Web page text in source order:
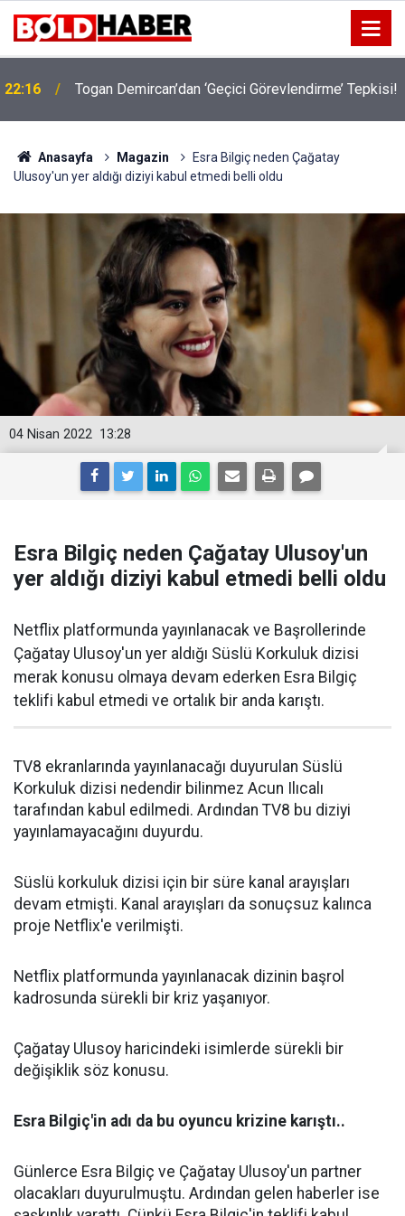
19:32 Sıcak Havalarda Ödem Şikayetini Hafife Almayın!
Anasayfa Magazin
Esra Bilgiç neden Çağatay
Ulusoy'un yer aldığı diziyi kabul etmedi belli oldu
13:28
04 Nisan 2022
Esra Bilgiç neden Çağatay Ulusoy'un
yer aldığı diziyi kabul etmedi belli oldu
Netflix platformunda yayınlanacak ve Başrollerinde
Çağatay Ulusoy'un yer aldığı Süslü Korkuluk dizisi
merak konusu olmaya devam ederken Esra Bilgiç
teklifi kabul etmedi ve ortalık bir anda karıştı.
TV8 ekranlarında yayınlanacağı duyurulan Süslü
Korkuluk dizisi nedendir bilinmez Acun Ilıcalı
tarafından kabul edilmedi. Ardından TV8 bu diziyi
yayınlamayacağını duyurdu.
Süslü korkuluk dizisi için bir süre kanal arayışları
devam etmişti. Kanal arayışları da sonuçsuz kalınca
proje Netflix'e verilmişti.
Netflix platformunda yayınlanacak dizinin başrol
kadrosunda sürekli bir kriz yaşanıyor.
Çağatay Ulusoy haricindeki isimlerde sürekli bir
değişiklik söz konusu.
Esra Bilgiç'in adı da bu oyuncu krizine karıştı..
Günlerce Esra Bilgiç ve Çağatay Ulusoy'un partner
olacakları duyurulmuştu. Ardından gelen haberler ise